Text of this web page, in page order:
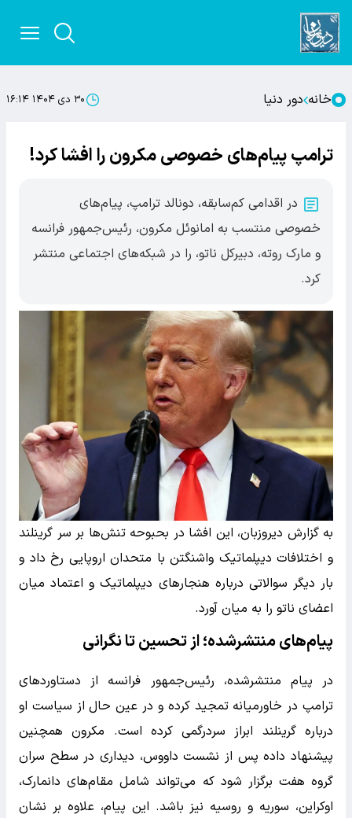
خانه دور دنیا ۳۰ دی ۱۴۰۴ ۱۶:۱۴
ترامپ پیام‌های خصوصی مکرون را افشا کرد!
در اقدامی کم‌سابقه، دونالد ترامپ، پیام‌های
خصوصی منتسب به امانوئل مکرون، رئیس‌جمهور فرانسه
و مارک روته، دبیرکل ناتو، را در شبکه‌های اجتماعی منتشر
کرد.
به گزارش دیروزبان، این افشا در بحبوحه تنش‌ها بر سر گرینلند
و اختلافات دیپلماتیک واشنگتن با متحدان اروپایی رخ داد و
بار دیگر سوالاتی درباره هنجارهای دیپلماتیک و اعتماد میان
اعضای ناتو را به میان آورد.
پیام‌های منتشرشده؛ از تحسین تا نگرانی
در پیام منتشرشده، رئیس‌جمهور فرانسه از دستاوردهای
ترامپ در خاورمیانه تمجید کرده و در عین حال از سیاست او
درباره گرینلند ابراز سردرگمی کرده است. مکرون همچنین
پیشنهاد داده پس از نشست داووس، دیداری در سطح سران
گروه هفت برگزار شود که می‌تواند شامل مقام‌های دانمارک،
اوکراین، سوریه و روسیه نیز باشد. این پیام، علاوه بر نشان